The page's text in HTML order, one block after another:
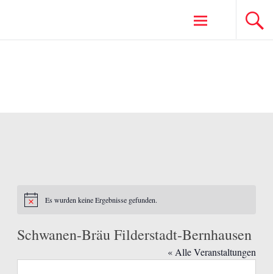
Notice Es wurden keine Ergebnisse gefunden.
Schwanen-Bräu Filderstadt-Bernhausen
« Alle Veranstaltungen